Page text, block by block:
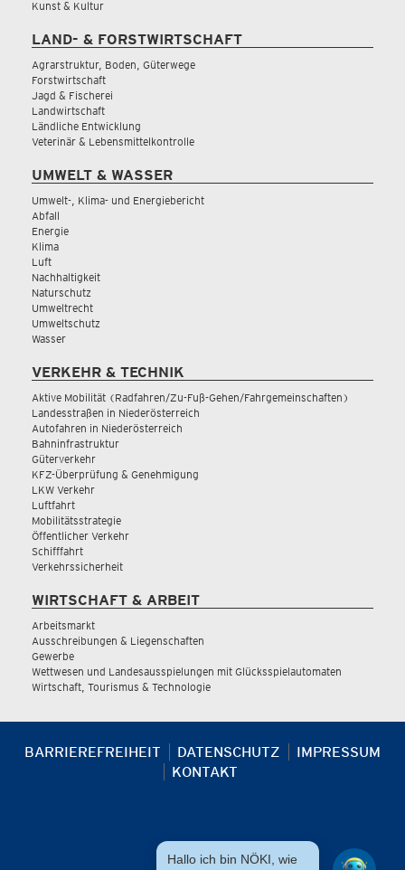
Kunst & Kultur
LAND- & FORSTWIRTSCHAFT
Agrarstruktur, Boden, Güterwege
Forstwirtschaft
Jagd & Fischerei
Landwirtschaft
Ländliche Entwicklung
Veterinär & Lebensmittelkontrolle
UMWELT & WASSER
Umwelt-, Klima- und Energiebericht
Abfall
Energie
Klima
Luft
Nachhaltigkeit
Naturschutz
Umweltrecht
Umweltschutz
Wasser
VERKEHR & TECHNIK
Aktive Mobilität (Radfahren/Zu-Fuß-Gehen/Fahrgemeinschaften)
Landesstraßen in Niederösterreich
Autofahren in Niederösterreich
Bahninfrastruktur
Güterverkehr
KFZ-Überprüfung & Genehmigung
LKW Verkehr
Luftfahrt
Mobilitätsstrategie
Öffentlicher Verkehr
Schifffahrt
Verkehrssicherheit
WIRTSCHAFT & ARBEIT
Arbeitsmarkt
Ausschreibungen & Liegenschaften
Gewerbe
Wettwesen und Landesausspielungen mit Glücksspielautomaten
Wirtschaft, Tourismus & Technologie
BARRIEREFREIHEIT DATENSCHUTZ
IMPRESSUM
KONTAKT
Hallo ich bin NÖKI, wie